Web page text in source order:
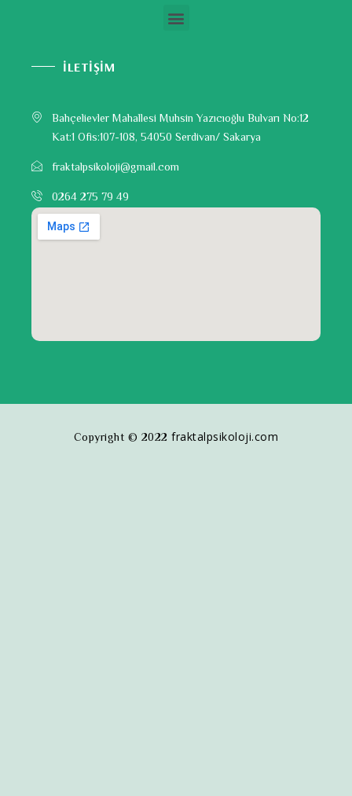
İLETİŞİM
Bahçelievler Mahallesi Muhsin Yazıcıoğlu Bulvarı No:12
Kat:1 Ofis:107-108, 54050 Serdivan/ Sakarya
fraktalpsikoloji@gmail.com
0264 275 79 49
Copyright © 2022 fraktalpsikoloji.com